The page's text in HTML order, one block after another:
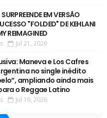
EM VERSÃO
"FOLDED" DE KEHLANI
REIMAGINED
Jul 21, 2026
Maneva e Los Cafres
no single inédito
ampliando ainda mais
o Reggae Latino
Jul 19, 2026